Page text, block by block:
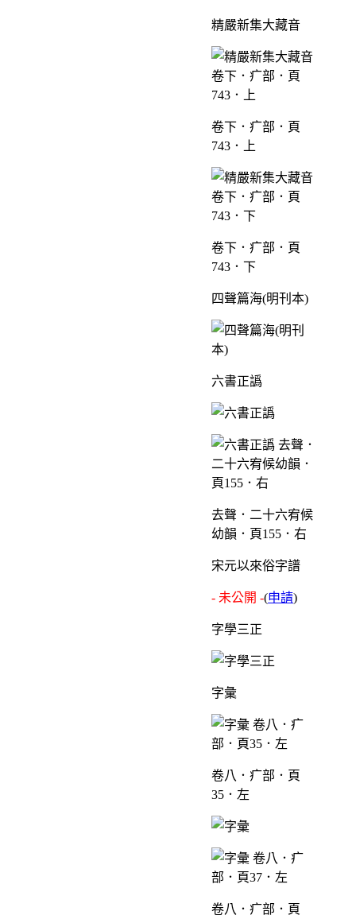
精嚴新集大藏音
卷下．疒部．頁
743．上
卷下．疒部．頁
743．下
四聲篇海(明刊本)
六書正譌
去聲．二十六宥候
幼韻．頁155．右
宋元以來俗字譜
- 未公開 -(申請)
字學三正
字彙
卷八．疒部．頁
35．左
卷八．疒部．頁